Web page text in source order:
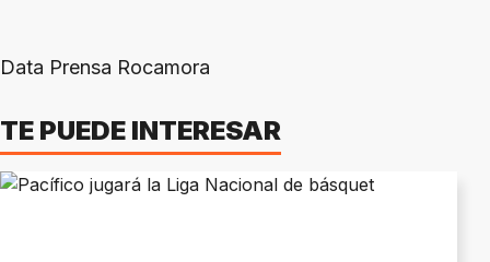
Data Prensa Rocamora
TE PUEDE INTERESAR